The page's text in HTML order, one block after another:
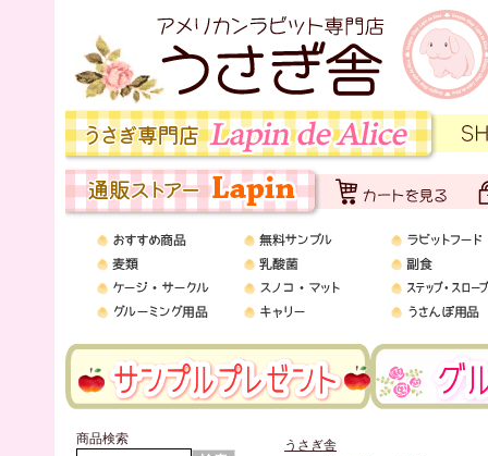
商品検索
うさぎ舎